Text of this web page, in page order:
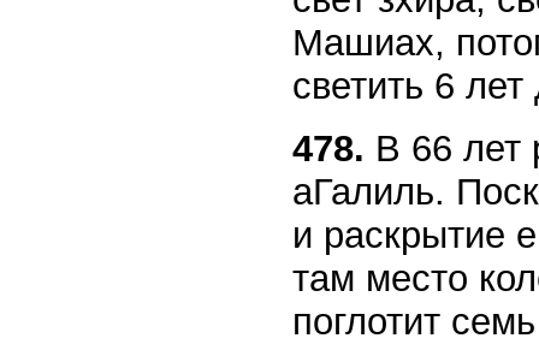
Машиах,
светить 6 лет
478. В 66 лет
аГалиль.
и раскрытие
там место
поглотит